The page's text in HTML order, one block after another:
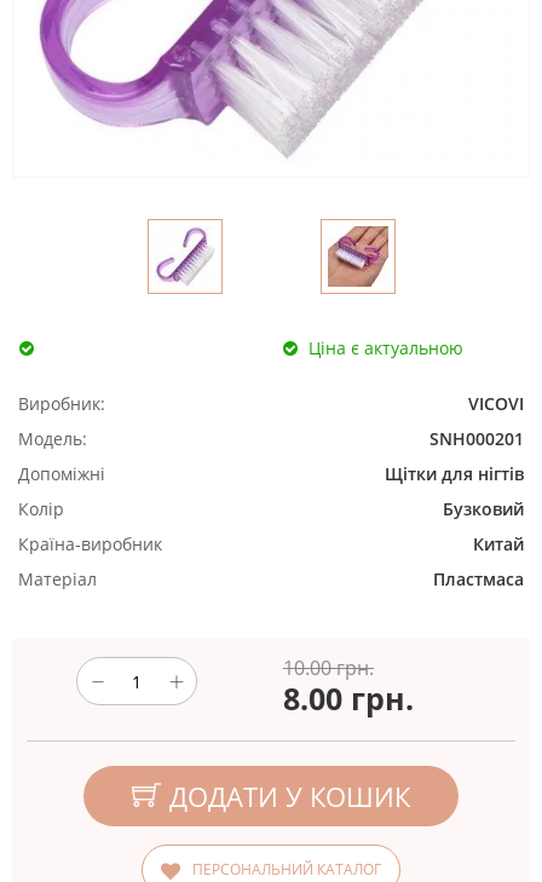
Ціна є актуальною
Виробник:
VICOVI
Модель:
SNH000201
Допоміжні
Щітки для нігтів
Колір
Бузковий
Країна-виробник
Китай
Матеріал
Пластмаса
10.00 грн.
8.00 грн.
ДОДАТИ У КОШИК
ПЕРСОНАЛЬНИЙ КАТАЛОГ